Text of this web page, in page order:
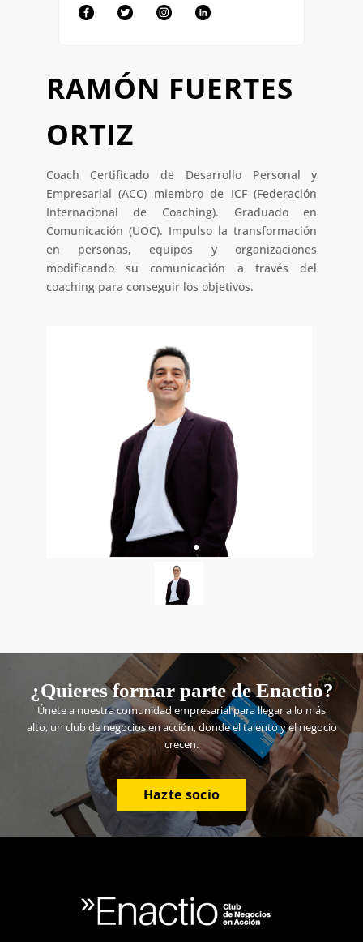
RAMÓN FUERTES
ORTIZ
Coach Certificado de Desarrollo Personal y
Empresarial (ACC) miembro de ICF(Federación
Internacional de Coaching). Graduado en
Comunicación (UOC). Impulso la transformación
en personas, equipos y organizaciones
modificando su comunicación a través del
coaching para conseguir los objetivos.
¿Quieres formar parte de Enactio?
Únete a nuestra comunidad empresarial para llegar a lo más
alto, un club de negocios en acción, donde el talento y el negocio
crecen.
Hazte socio